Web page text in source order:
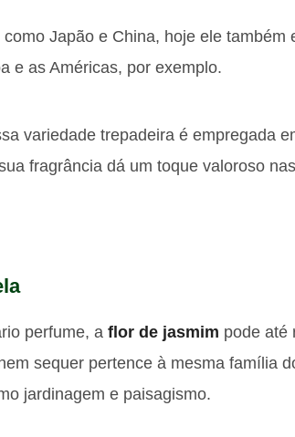
Japão e China, hoje ele também
e as Américas, por exemplo.
variedade trepadeira é empregada
fragrância dá um toque valoroso
perfume, a flor de jasmim pode até
sequer pertence à mesma família
jardinagem e paisagismo.